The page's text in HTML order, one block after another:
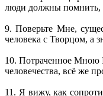
люди должны помнить,
9. Поверьте Мне,
человека с Творцом, а
10. Потраченное Мною
человечества, всё же
11. Я вижу, как